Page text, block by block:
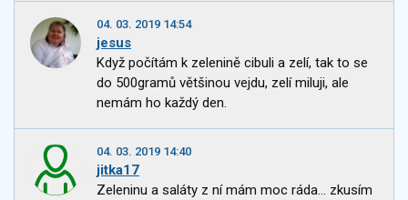
04. 03. 2019 14:54
jesus
Když počítám k zelenině cibuli a zelí, tak to se
do 500gramů většinou vejdu, zelí miluji, ale
nemám ho každý den.
04. 03. 2019 14:40
jitka17
Zeleninu a saláty z ní mám moc ráda... zkusím